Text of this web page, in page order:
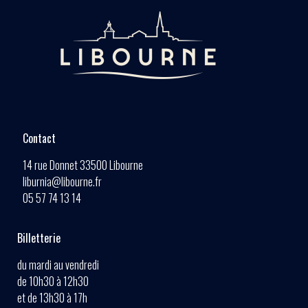
Contact
14 rue Donnet 33500 Libourne
liburnia@libourne.fr
05 57 74 13 14
Billetterie
du mardi au vendredi
de 10h30 à 12h30
et de 13h30 à 17h